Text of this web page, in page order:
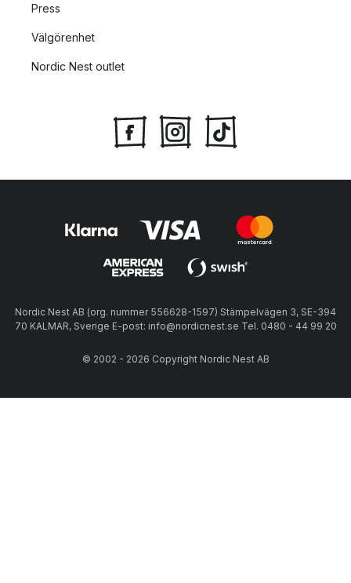
Press
Välgörenhet
Nordic Nest outlet
Nordic Nest AB (org. nummer 556628-1597) Stämpelvägen 3, SE-394
70 KALMAR, Sverige E-post: info@nordicnest.se Tel. 0480 - 44 99 20
© 2002 - 2026 Copyright Nordic Nest AB